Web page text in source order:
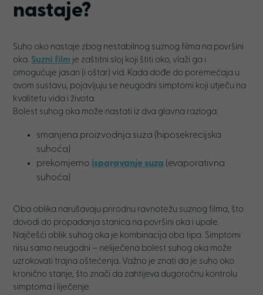
nastaje?
Suho oko nastaje zbog nestabilnog suznog filma na površini
oka. Suzni film je zaštitni sloj koji štiti oko, vlaži ga i
omogućuje jasan (i oštar) vid. Kada dođe do poremećaja u
ovom sustavu, pojavljuju se neugodni simptomi koji utječu na
kvalitetu vida i života.
Bolest suhog oka može nastati iz dva glavna razloga:
smanjena proizvodnja suza (hiposekrecijska
suhoća)
prekomjerno isparavanje suza (evaporativna
suhoća)
Oba oblika narušavaju prirodnu ravnotežu suznog filma, što
dovodi do propadanja stanica na površini oka i upale.
Najčešći oblik suhog oka je kombinacija oba tipa. Simptomi
nisu samo neugodni – neliječena bolest suhog oka može
uzrokovati trajna oštećenja. Važno je znati da je suho oko
kronično stanje, što znači da zahtijeva dugoročnu kontrolu
simptoma i liječenje.